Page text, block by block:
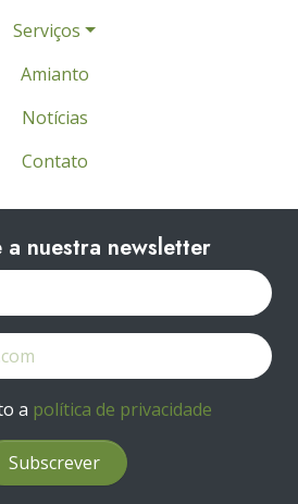
Serviços
Amianto
Notícias
Contato
a nuestra newsletter
a política de privacidade